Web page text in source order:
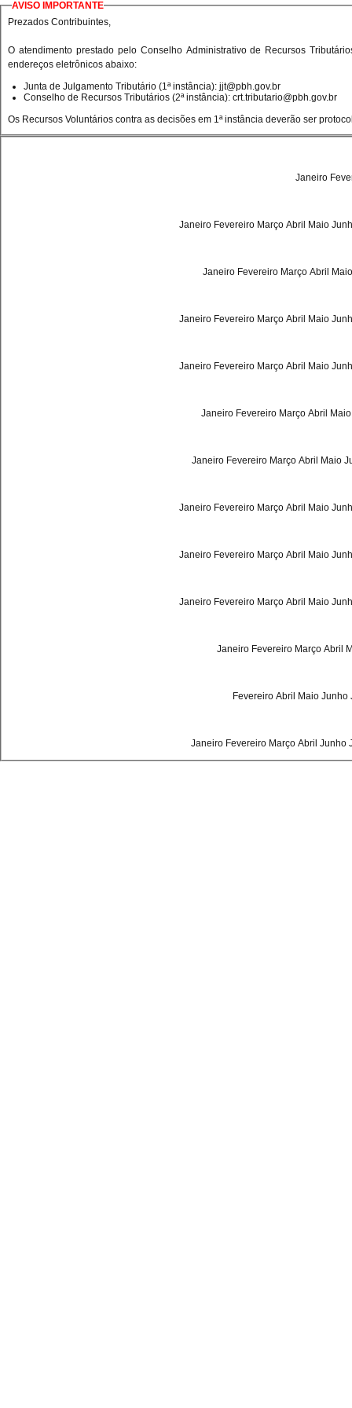
AVISO IMPORTANTE
Prezados Contribuintes,
O atendimento prestado pelo Conselho Administrativo de Recursos
endereços eletrônicos abaixo:
Junta de Julgamento Tributário (1ª instância): jjt@pbh.gov.br
Conselho de Recursos Tributários (2ª instância): crt.tributario@pbh.gov.br
Os Recursos Voluntários contra as decisões em 1ª instância deverão ser
Janeiro
Janeiro Fevereiro Março Abril Maio
Janeiro Fevereiro Março Abril Maio
Janeiro Fevereiro Março Abril Maio
Janeiro Fevereiro Março Abril Maio
Janeiro Fevereiro Março Abril Maio
Janeiro Fevereiro Março Abril Maio
Janeiro Fevereiro Março Abril Maio
Janeiro Fevereiro Março Abril Maio
Janeiro Fevereiro Março Abril Maio
Janeiro Fevereiro Março Abril
Fevereiro Abril Maio Junho
Janeiro Fevereiro Março Abril Junho